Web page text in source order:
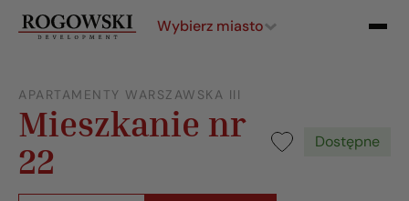
Wybierz miasto
APARTAMENTY WARSZAWSKA III
Mieszkanie nr
22
Dostępne